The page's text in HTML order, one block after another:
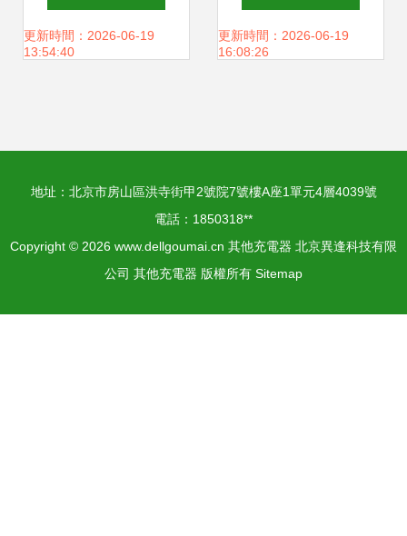
無線充；這才是真
更新時間：2026-06-19
13:54:40
MagCube 30W充
更新時間：2026-06-19
16:08:26
地址：北京市房山區洪寺街甲2號院7號樓A座1單元4層4039號
電話：1850318**
Copyright © 2026 www.dellgoumai.cn 其他充電器 北京異逢科技有限
公司 其他充電器 版權所有 Sitemap